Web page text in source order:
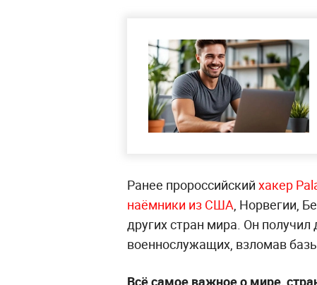
Ранее пророссийский хакер
наёмники из США, Норвегии,
других стран мира. Он
военнослужащих, взломав
Всё самое важное о мире,